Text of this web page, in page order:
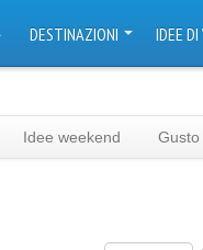
DESTINAZIONI IDEE
Idee weekend Gusto